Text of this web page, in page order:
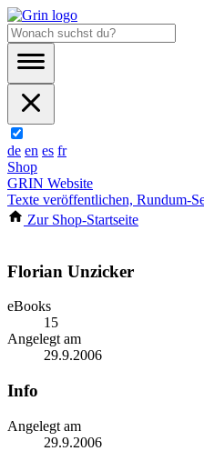
de en es fr
Shop
GRIN Website
Texte veröffentlichen, Rundum-
Zur Shop-Startseite
Florian Unzicker
eBooks
15
Angelegt am
29.9.2006
Info
Angelegt am
29.9.2006